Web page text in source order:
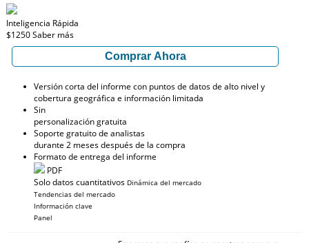
Inteligencia Rápida
$1250Saber más
Comprar Ahora
Versión corta del informe con puntos de datos de alto nivel y
cobertura geográfica e información limitada
Sin
personalización gratuita
Soporte gratuito de analistas
durante 2 meses después de la compra
Formato de entrega del informe
PDF
Solo datos cuantitativos Dinámica del mercado
Tendencias del mercado
Información clave
Panel